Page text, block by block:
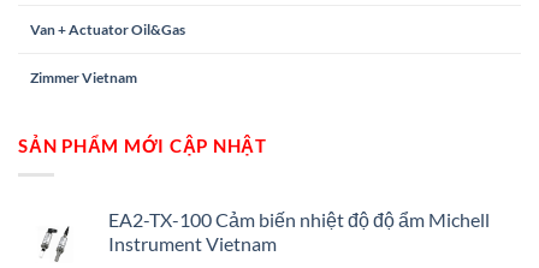
Van + Actuator Oil&Gas
Zimmer Vietnam
SẢN PHẨM MỚI CẬP NHẬT
EA2-TX-100 Cảm biến nhiệt độ độ ẩm Michell
Instrument Vietnam